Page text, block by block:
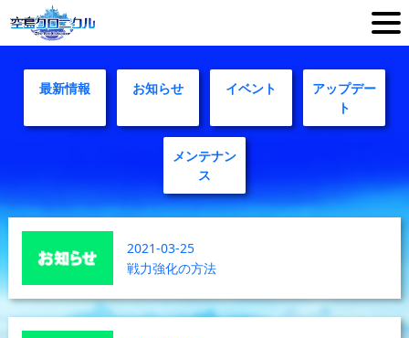
最新情報 お知らせ イベント
アップデー
ト
メンテナン
ス
2021-03-25
戦力強化の方法